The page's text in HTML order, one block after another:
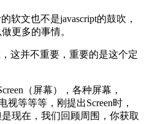
软文也不是javascript的鼓吹，
更多的事情。
这并不重要，重要的是这个定
（屏幕），各种屏幕，
等等等，刚提出Screen时，
现在，我们回顾周围，你获取